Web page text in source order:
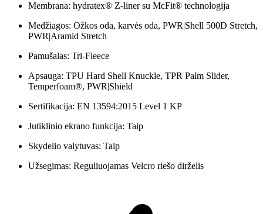
Membrana: hydratex® Z-liner su McFit® technologija
Medžiagos: Ožkos oda, karvės oda, PWR|Shell 500D Stretch,
PWR|Aramid Stretch
Pamušalas: Tri-Fleece
Apsauga: TPU Hard Shell Knuckle, TPR Palm Slider,
Temperfoam®, PWR|Shield
Sertifikacija: EN 13594:2015 Level 1 KP
Jutiklinio ekrano funkcija: Taip
Skydelio valytuvas: Taip
Užsegimas: Reguliuojamas Velcro riešo dirželis